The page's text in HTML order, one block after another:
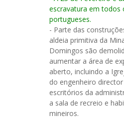
escravatura em todos
portugueses.
- Parte das
aldeia primitiva da
Domingos são
aumentar a área de
aberto, incluindo a
do engenheiro
escritórios da
a sala de recreio e
mineiros.